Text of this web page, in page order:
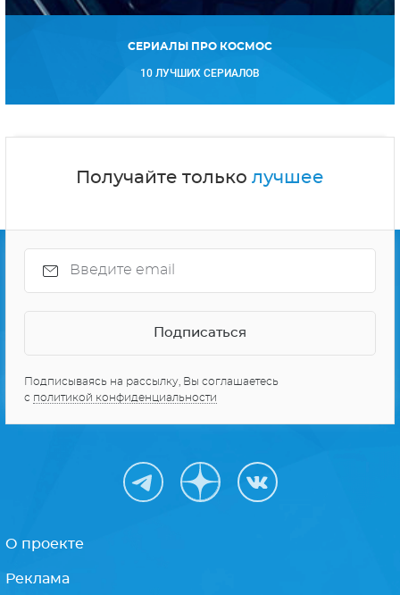
СЕРИАЛЫ ПРО КОСМОС
10 ЛУЧШИХ СЕРИАЛОВ
Получайте только лучшее
Подписываясь на рассылку, Вы соглашаетесь
с политикой конфиденциальности
О проекте
Реклама